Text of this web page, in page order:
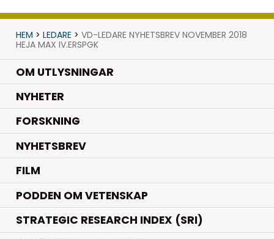
HEM > LEDARE > VD-LEDARE NYHETSBREV NOVEMBER 2018
HEJA MAX IV.ERSPGK
OM UTLYSNINGAR
NYHETER.
FORSKNING.
NYHETSBREV
FILM
PODDEN OM VETENSKAP
STRATEGIC RESEARCH INDEX (SRI)